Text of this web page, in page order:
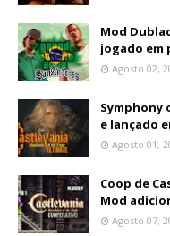
Mod
jogado em
Agosto 02,
e lançado
Agosto 01,
Coop de
Mod
Agosto 07,